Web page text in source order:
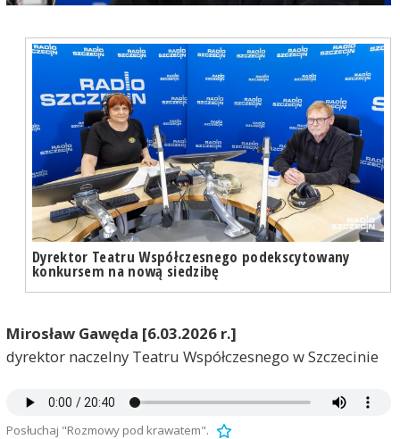
Dyrektor Teatru Współczesnego podekscytowany
konkursem na nową siedzibę
Mirosław Gawęda [6.03.2026 r.]
dyrektor naczelny Teatru Współczesnego w Szczecinie
Posłuchaj "Rozmowy pod krawatem".